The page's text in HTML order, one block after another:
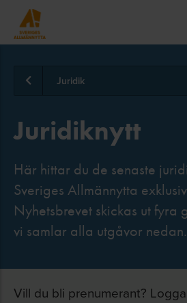
Juridik
Juridiknytt
Här hittar du de senaste
Sveriges Allmännytta
Nyhetsbrevet skickas ut fyra
vi samlar alla utgåvor nedan.
Vill du bli prenumerant?